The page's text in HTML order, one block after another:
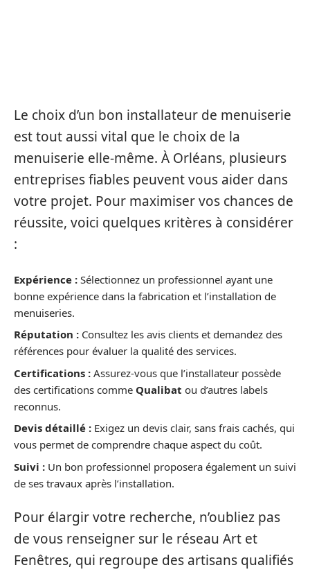
Le choix d’un bon installateur de menuiserie
est tout aussi vital que le choix de la
menuiserie elle-même. À Orléans, plusieurs
entreprises fiables peuvent vous aider dans
votre projet. Pour maximiser vos chances de
réussite, voici quelques кritères à considérer
:
Expérience : Sélectionnez un professionnel ayant une
bonne expérience dans la fabrication et l’installation de
menuiseries.
Réputation : Consultez les avis clients et demandez des
références pour évaluer la qualité des services.
Certifications : Assurez-vous que l’installateur possède
des certifications comme Qualibat ou d’autres labels
reconnus.
Devis détaillé : Exigez un devis clair, sans frais cachés, qui
vous permet de comprendre chaque aspect du coût.
Suivi : Un bon professionnel proposera également un suivi
de ses travaux après l’installation.
Pour élargir votre recherche, n’oubliez pas
de vous renseigner sur le réseau Art et
Fenêtres, qui regroupe des artisans qualifiés